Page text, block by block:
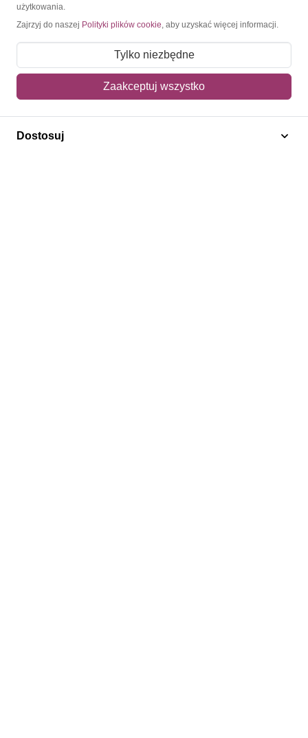
Reunion 1974 Mi vie 499 Czyste **
8,00 zł
Dodaj do koszyka
użytkowania.
Zajrzyj do naszej Polityki plików cookie, aby uzyskać więcej informacji.
Tylko niezbędne
Zaakceptuj wszystko
Dostosuj